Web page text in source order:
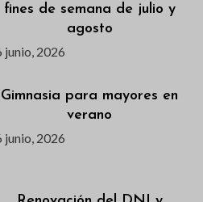
fines de semana de julio y
agosto
junio, 2026
Gimnasia para mayores en
verano
junio, 2026